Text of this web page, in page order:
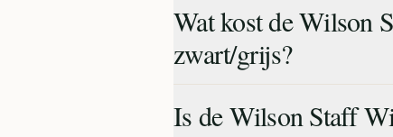
Wat kost de Wilson
zwart/grijs?
Is de Wilson Staff